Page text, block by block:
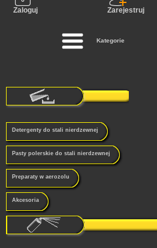
Zaloguj Zarejestruj
Kategorie
Detergenty do stali nierdzewnej
Pasty polerskie do stali nierdzewnej
Preparaty w aerozolu
Akcesoria